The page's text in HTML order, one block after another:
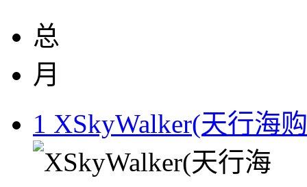
总
月
1 XSkyWalker(天行海